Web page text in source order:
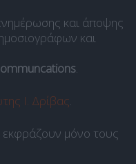
και άποψης
και
.
Ι. Δρίβας.
μόνο τους